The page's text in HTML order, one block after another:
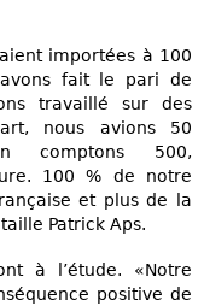
importées à 100
fait le pari de
travaillé sur des
nous avions 50
comptons 500,
100 % de notre
et plus de la
Patrick Aps.
à l’étude. «Notre
positive de